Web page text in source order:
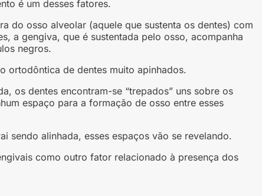
é um desses fatores.
do osso alveolar (aquele que sustenta os dentes) com
a gengiva, que é sustentada pelo osso, acompanha
negros.
ortodôntica de dentes muito apinhados.
os dentes encontram-se “trepados” uns sobre os
espaço para a formação de osso entre esses
sendo alinhada, esses espaços vão se revelando.
como outro fator relacionado à presença dos